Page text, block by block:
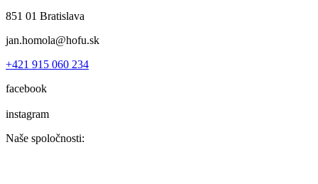
851 01 Bratislava
jan.homola@hofu.sk
+421 915 060 234
facebook
instagram
Naše spoločnosti: